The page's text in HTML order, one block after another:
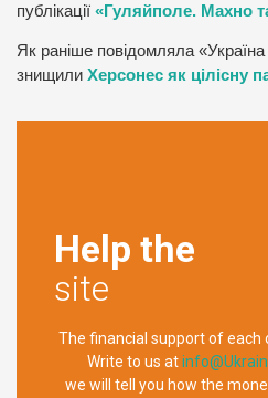
публікації «Гуляйполе. Махно
Як раніше повідомляла «Україна
знищили Херсонес як цілісну
Help the
site
The financial support of each
Write to us at
we will tell you how the